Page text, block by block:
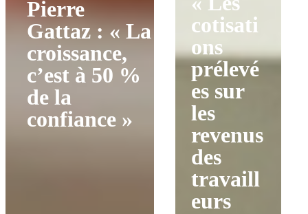
Pierre
Gattaz : « La
croissance,
c’est à 50 %
de la
confiance »
cotisati
ons
prélevé
es sur
les
revenus
des
travaill
eurs